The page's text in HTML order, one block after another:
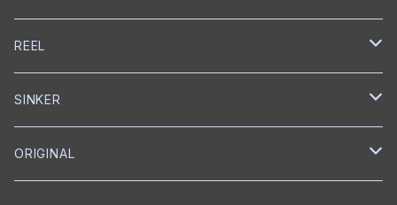
プロップベイト
シャッド
ワーム
クランクベイト
ワーム
BOTTOMUP
クランクベイト
ワイヤーベイト
DSTYLE
ワーム
reins
シングルフック
トレブルフック
ナイロン
フロロカーボン
VARIVAS
ライン
ナイロン
メジャー
タンブラー
Backboss
フィッシュグリップ
CAP
clef
CAP
SMITH
Tシャツ
NORIES
REEL
SHIMANO
ベイトリール
ABU Garcia
SINKER
reins
ORIGINAL